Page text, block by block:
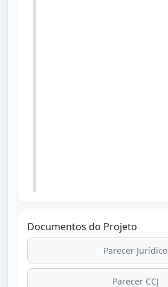
Documentos do Projeto
Parecer Jurídico
Parecer CCJ